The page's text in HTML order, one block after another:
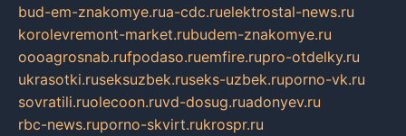
bud-em-znakomye.rua-cdc.ruelektrostal-news.ru
korolevremont-market.rubudem-znakomye.ru
oooagrosnab.rufpodaso.ruemfire.rupro-otdelky.ru
ukrasotki.ruseksuzbek.ruseks-uzbek.ruporno-vk.ru
sovratili.ruolecoon.ruvd-dosug.ruadonyev.ru
rbc-news.ruporno-skvirt.rukrospr.ru